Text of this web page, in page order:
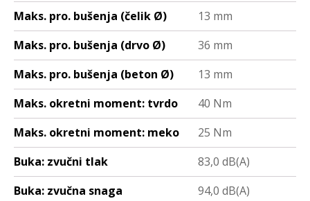
Maks. pro. bušenja (čelik Ø)
13 mm
Maks. pro. bušenja (drvo Ø)
36 mm
Maks. pro. bušenja (beton Ø)
13 mm
Maks. okretni moment: tvrdo
40 Nm
Maks. okretni moment: meko
25 Nm
Buka: zvučni tlak
83,0 dB(A)
Buka: zvučna snaga
94,0 dB(A)